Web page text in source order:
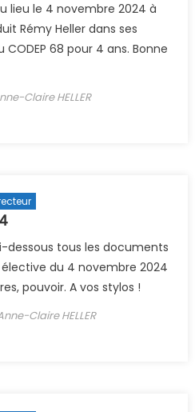
lieu le 4 novembre 2024 à
Rémy Heller dans ses
68 pour 4 ans. Bonne
Claire HELLER
dessous tous les documents
élective du 4 novembre 2024
pouvoir. A vos stylos !
Claire HELLER